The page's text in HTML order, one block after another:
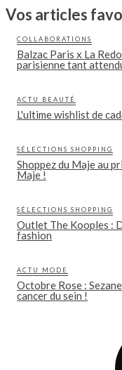
Vos articles
COLLABORATIONS
Balzac Paris x La
parisienne tant
ACTU BEAUTÉ
L'ultime wishlist de
SÉLECTIONS SHOPPING
Shoppez du Maje au
Maje !
SÉLECTIONS SHOPPING
Outlet The Kooples :
fashion
ACTU MODE
Octobre Rose :
cancer du sein !